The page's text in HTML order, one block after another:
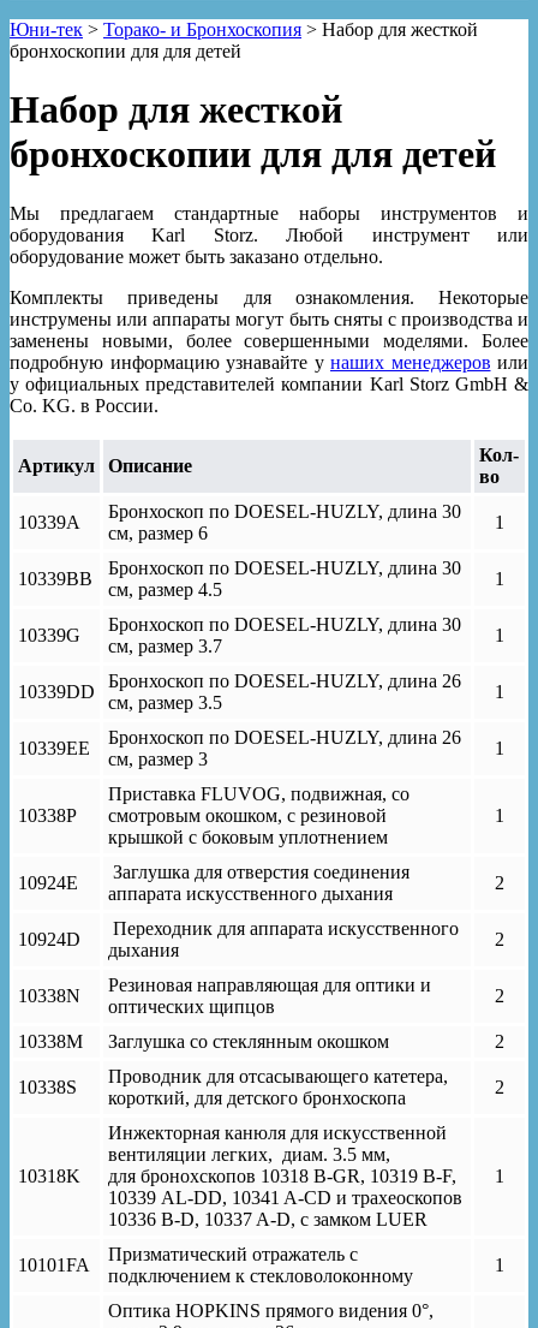
Юни-тек > Торако- и Бронхоскопия > Набор для жесткой
бронхоскопии для для детей
Набор для жесткой
бронхоскопии для для детей
Мы предлагаем стандартные наборы инструментов и
оборудования Karl Storz. Любой инструмент или
оборудование может быть заказано отдельно.
Комплекты приведены для ознакомления. Некоторые
инструмены или аппараты могут быть сняты с производства и
заменены новыми, более совершенными моделями. Более
подробную информацию узнавайте у наших менеджеров или
у официальных представителей компании Karl Storz GmbH &
Co. KG. в России.
Артикул Описание
Кол-
во
10339A
Бронхоскоп по DOESEL-HUZLY, длина 30
cм, размер 6
1
10339BB
Бронхоскоп по DOESEL-HUZLY, длина 30
cм, размер 4.5
1
10339G
Бронхоскоп по DOESEL-HUZLY, длина 30
cм, размер 3.7
1
10339DD
Бронхоскоп по DOESEL-HUZLY, длина 26
cм, размер 3.5
1
10339EE
Бронхоскоп по DOESEL-HUZLY, длина 26
cм, размер 3
1
10338P
Приставка FLUVOG, подвижная, со
смотровым окошком, с резиновой
крышкой с боковым уплотнением
1
10924E
Заглушка для отверстия соединения
аппарата искусственного дыхания
2
10924D
Переходник для аппарата искусственного
дыхания
2
10338N
Резиновая направляющая для оптики и
оптических щипцов
2
10338M Заглушка со стеклянным окошком 2
10338S
Проводник для отсасывающего катетера,
короткий, для детского бронхоскопа
2
10318K
Инжекторная канюля для искусственной
вентиляции легких, диам. 3.5 мм,
для бронoхскопов 10318 B-GR, 10319 B-F,
10339 AL-DD, 10341 A-CD и трахеоскопов
10336 B-D, 10337 A-D, с замком LUER
1
10101FA
Призматический отражатель с
подключением к стекловолоконному
1
Оптика HOPKINS прямого видения 0°,